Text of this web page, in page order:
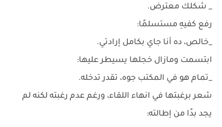
_ شكلك معترض.
رفع كفيهِ مستسلمًا:
_خالص، ده أنا جاي بكامل إرادتي.
ابتسمت ومازال خجلها يسيطر عليها:
_تمام هو في المكتب جوه، تقدر تدخله.
شعر برغبتها في انهاء اللقاء، ورغم عدم رغبته لكنه لم
يجد بدًا من إطالته: